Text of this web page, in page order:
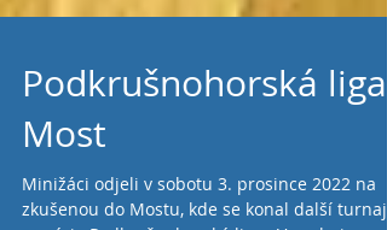
Podkrušnohorská liga -
Most